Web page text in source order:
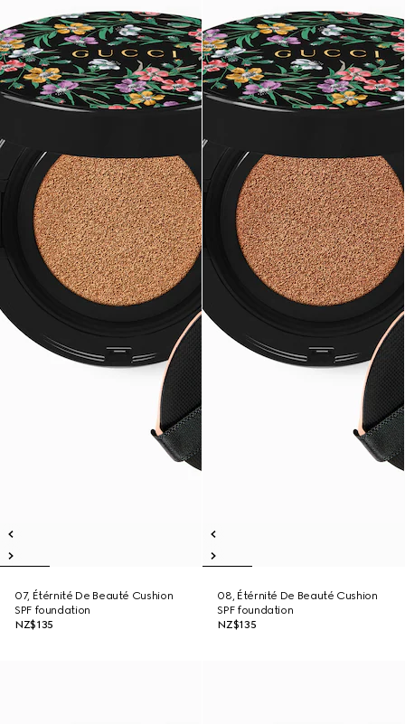
07, Étérnité De Beauté Cushion
SPF foundation
NZ$135
08, Étérnité De Beauté Cushion
SPF foundation
NZ$135